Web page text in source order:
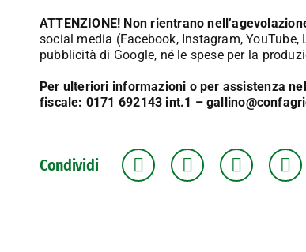
ATTENZIONE! Non rientrano
social media (Facebook, Instagram,
pubblicità di Google, né le spese per la
Per ulteriori informazioni o per assistenza
fiscale: 0171 692143 int.1 –
Condividi